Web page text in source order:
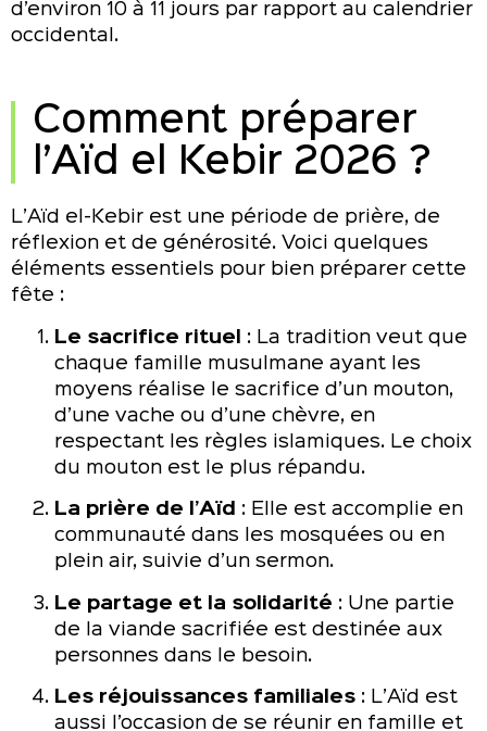
d’environ 10 à 11 jours par rapport au calendrier
occidental.
Comment préparer
l’Aïd el Kebir 2026 ?
L’Aïd el-Kebir est une période de prière, de
réflexion et de générosité. Voici quelques
éléments essentiels pour bien préparer cette
fête :
Le sacrifice rituel
: La tradition veut que
chaque famille musulmane ayant les
moyens réalise le sacrifice d’un mouton,
d’une vache ou d’une chèvre, en
respectant les règles islamiques. Le choix
du mouton est le plus répandu.
La prière de l’Aïd
: Elle est accomplie en
communauté dans les mosquées ou en
plein air, suivie d’un sermon.
Le partage et la solidarité : Une partie
de la viande sacrifiée est destinée aux
personnes dans le besoin.
Les réjouissances familiales : L’Aïd est
aussi l’occasion de se réunir en famille et